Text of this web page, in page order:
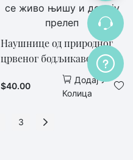
Наушнице од природног
црвеног бодљикавог
камена од ћилибара и
природног тиркизног
и додају прелеп
$40.00
Додај У
Колица
3